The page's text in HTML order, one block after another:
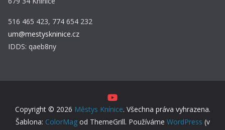
516 465 423, 774 654 232
um@mestyskninice.cz
IDDS: qaeb8ny
Copyright © 2026 Městys Knínice. Všechna práva vyhrazena.
Šablona: ColorMagod ThemeGrill. Používáme WordPress (v